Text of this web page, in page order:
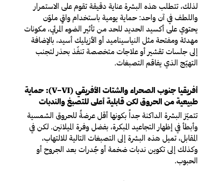
لذلك، تتطلب هذه البشرة عناية دقيقة تقوم على الاستمرار
واللطف في آن واحد: حماية يومية باستخدام واقٍ ملوّن
يحتوي على أكسيد الحديد للحد من تأثير الضوء المرئي، مكونات
مهدئة ومفتحة مثل النياسيناميد أو الأزيليك أسيد، بالإضافة
إلى جلسات تقشير أو علاجات متخصصة تنفّذ بحذر لتجنب
التهيّج الذي يفاقم التصبغات.
أفريقيا جنوب الصحراء والشتات الأفريقي (V–VI): حماية
طبيعية من الحروق لكن قابلية أعلى للتصبغ والندبات
تتميّز البشرة الداكنة جداً بكونها أقل عرضةً للحروق الشمسية
وأبطأ في إظهار التجاعيد المبكرة، بفضل وفرة الميلانين. لكن في
المقابل، تميل هذه البشرة إلى التصبغات التالية للالتهاب،
وكذلك إلى تكوين ندبات ضخمة أو جُدرات بعد الجروح أو
الحبوب.